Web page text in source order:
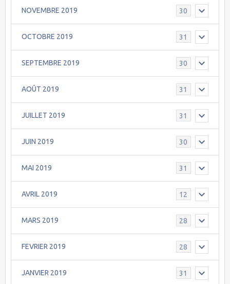
NOVEMBRE 2019 30
OCTOBRE 2019 31
SEPTEMBRE 2019 30
AOÛT 2019 31
JUILLET 2019 31
JUIN 2019 30
MAI 2019 31
AVRIL 2019 12
MARS 2019 28
FEVRIER 2019 28
JANVIER 2019 31